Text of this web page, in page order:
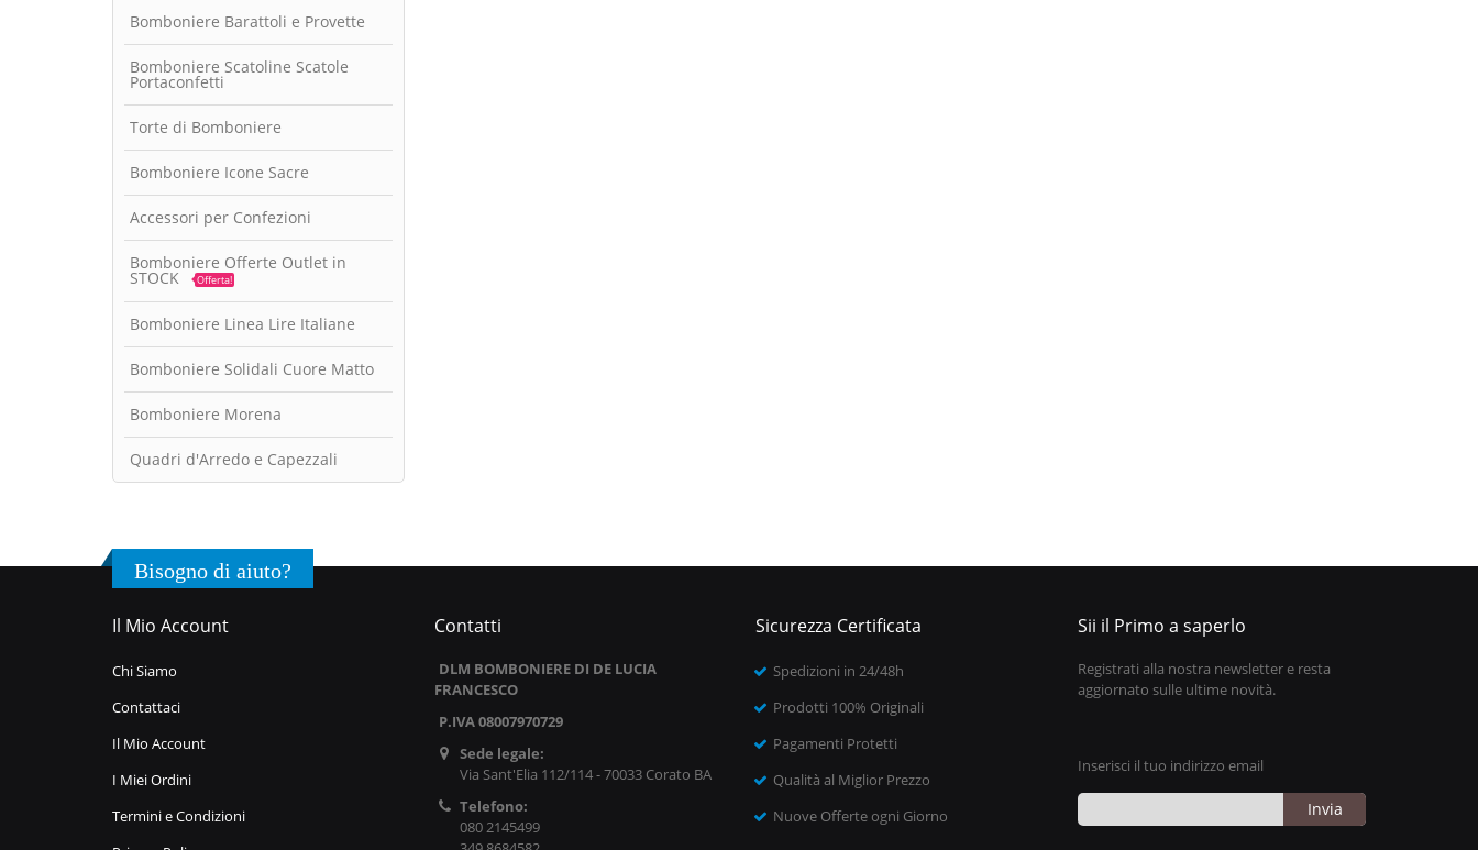
Bomboniere Barattoli e Provette
Bomboniere Scatoline Scatole
Portaconfetti
Torte di Bomboniere
Bomboniere Icone Sacre
Accessori per Confezioni
Bomboniere Offerte Outlet in
STOCK Offerta!
Bomboniere Linea Lire Italiane
Bomboniere Solidali Cuore Matto
Bomboniere Morena
Quadri d'Arredo e Capezzali
Bisogno di aiuto?
Il Mio Account
Chi Siamo
Contattaci
Il Mio Account
I Miei Ordini
Termini e Condizioni
Contatti
DLM BOMBONIERE DI DE LUCIA
FRANCESCO
P.IVA 08007970729
Sede legale:
Via Sant'Elia 112/114 - 70033 Corato BA
Telefono:
080 2145499
Sicurezza Certificata
Spedizioni in 24/48h
Prodotti 100% Originali
Pagamenti Protetti
Qualità al Miglior Prezzo
Nuove Offerte ogni Giorno
Sii il Primo a saperlo
Registrati alla nostra newsletter e resta
aggiornato sulle ultime novità.
Inserisci il tuo indirizzo email
Invia